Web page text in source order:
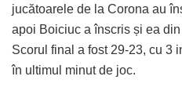
jucătoarele de la Corona au
apoi Boiciuc a înscris și ea
Scorul final a fost 29-23, cu 3
în ultimul minut de joc.